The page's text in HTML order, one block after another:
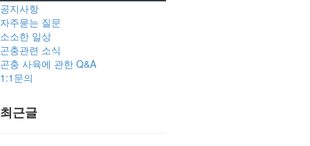
공지사항
자주묻는 질문
소소한 일상
곤충관련 소식
곤충 사육에 관한 Q&A
1:1문의
최근글